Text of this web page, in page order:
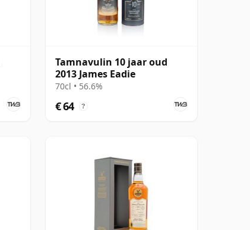
Tamnavulin 10 jaar oud
2013 James Eadie
70cl • 56.6%
€ 64 ?